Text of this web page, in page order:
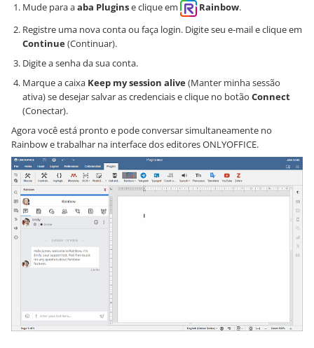
Mude para aaba Pluginse clique em Rainbow.
Registre uma nova conta ou faça login. Digite seu e-mail e clique em
Continue(Continuar).
Digite a senha da sua conta.
Marque a caixa Keep my session alive(Manter minha sessão
ativa) se desejar salvar as credenciais e clique no botão Connect
(Conectar).
Agora você está pronto e pode conversar simultaneamente no
Rainbow e trabalhar na interface dos editores ONLYOFFICE.